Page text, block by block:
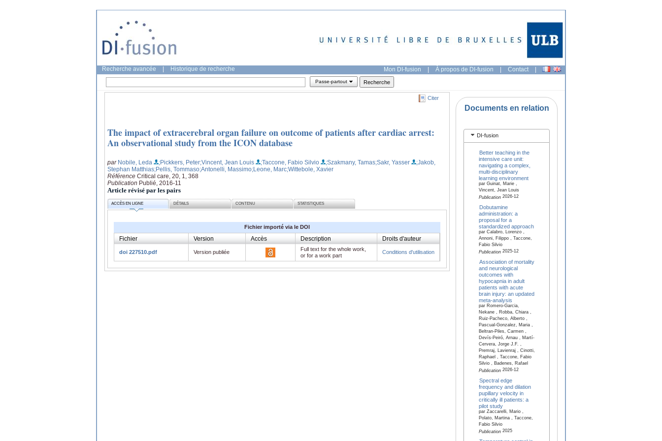
Recherche avancée Historique de recherche Mon DI-fusion | À propos de DI-fusion | Contact |
Passe-partout
Citer
The impact of extracerebral organ failure on outcome of patients after cardiac arrest:
An observational study from the ICON database
par Nobile, Leda ;Pickkers, Peter;Vincent, Jean Louis ;Taccone, Fabio Silvio ;Szakmany, Tamas;Sakr, Yasser
;Jakob,
Stephan Matthias;Pellis, Tommaso;Antonelli, Massimo;Leone, Marc;Wittebole, Xavier
Référence Critical care, 20, 1, 368
Publication Publié, 2016-11
Article révisé par les pairs
ACCÈS EN LIGNE DÉTAILS CONTENU STATISTIQUES
Fichier importé via le DOI
Fichier Version Accès Description Droits d'auteur
doi 227510.pdf Version publiée
Full text for the whole work,
or for a work part
Conditions d'utilisation
Documents en relation
DI-fusion
Better teaching in the
intensive care unit:
navigating a complex,
multi-disciplinary
learning environment
par Guinat, Marie ,
Vincent, Jean Louis
Publication2026-12
Dobutamine
administration: a
proposal for a
standardized approach
par Calabro, Lorenzo ,
Annoni, Filippo , Taccone,
Fabio Silvio
Publication2025-12
Association of mortality
and neurological
outcomes with
hypocapnia in adult
patients with acute
brain injury: an updated
meta-analysis
par Romero-Garcia,
Nekane , Robba, Chiara ,
Ruiz-Pacheco, Alberto ,
Pascual-Gonzalez, Maria ,
Beltran-Piles, Carmen ,
Devís-Peiró, Arnau , Martí-
Cervera, Jorge J.F. ,
Premraj, Lavienraj , Cinotti,
Raphael , Taccone, Fabio
Silvio , Badenes, Rafael
Publication2026-12
Spectral edge
frequency and dilation
pupillary velocity in
critically ill patients: a
pilot study
par Zaccarelli, Mario ,
Polato, Martina , Taccone,
Fabio Silvio
Publication2025